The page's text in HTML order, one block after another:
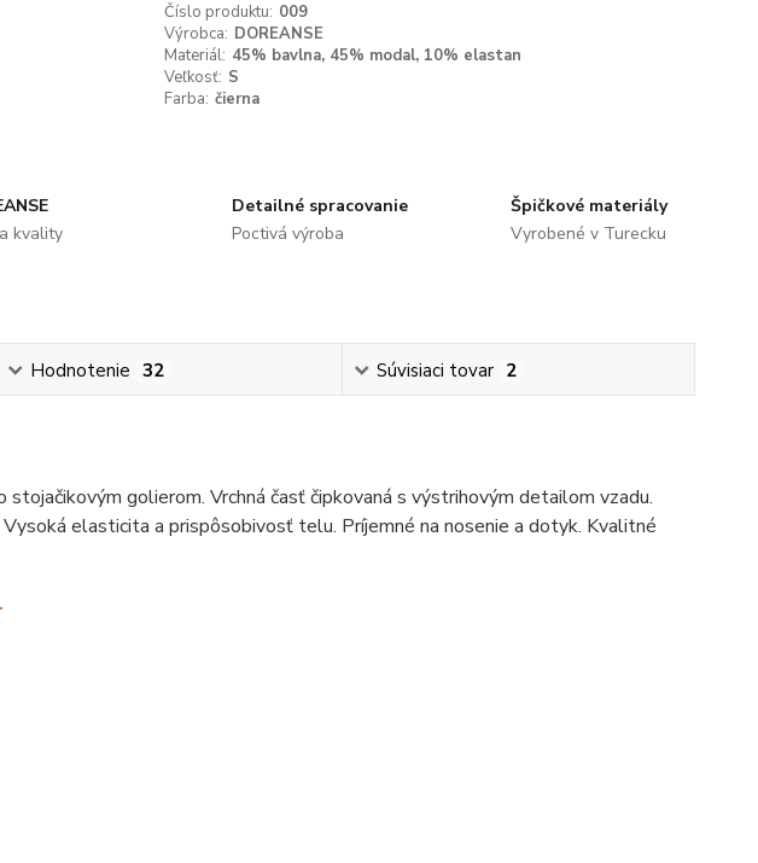
Číslo produktu: 009
Výrobca: DOREANSE
Materiál: 45% bavlna, 45% modal, 10% elastan
Veľkosť: S
Farba: čierna
kvality
Detailné spracovanie
Poctivá výroba
Špičkové materiály
Vyrobené v Turecku
Hodnotenie 32 Súvisiaci tovar 2
golierom. Vrchná časť čipkovaná s výstrihovým detailom vzadu.
elasticita a prispôsobivosť telu. Príjemné na nosenie a dotyk. Kvalitné